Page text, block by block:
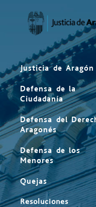
Justicia de Aragón
Defensa de la
Ciudadanía
Defensa del
Aragonés
Defensa de los
Menores
Quejas
Resoluciones